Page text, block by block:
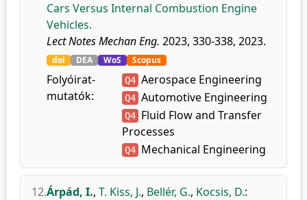
Cars Versus Internal Combustion Engine
Vehicles.
Lect Notes Mechan Eng. 2023, 330-338, 2023.
doi DEA WoS Scopus
Folyóirat-
mutatók:
Q4 Aerospace Engineering
Q4 Automotive Engineering
Q4 Fluid Flow and Transfer
Processes
Q4 Mechanical Engineering
12.Árpád, I., T. Kiss, J., Bellér, G., Kocsis, D.: